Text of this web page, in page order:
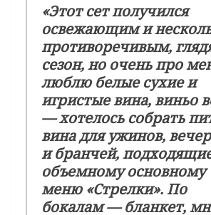
«Этот сет получился
освежающим и
противоречивым,
сезон, но очень про
люблю белые сухие и
игристые вина, виньо
— хотелось собрать
вина для ужинов,
и бранчей,
объемному основному
меню «Стрелки». По
бокалам — бланкет,